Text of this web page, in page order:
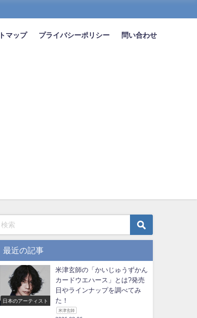
マップ プライバシーポリシー 問い合わせ
最近の記事
日本のアーティスト
米津玄師の「かいじゅうずかん
カードウエハース」とは?発売
日やラインナップを調べてみ
た！
米津玄師